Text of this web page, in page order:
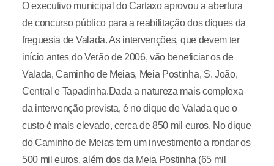
O executivo municipal do Cartaxo aprovou a abertura
de concurso público para a reabilitação dos diques da
freguesia de Valada. As intervenções, que devem ter
início antes do Verão de 2006, vão beneficiar os de
Valada, Caminho de Meias, Meia Postinha, S. João,
Central e Tapadinha.Dada a natureza mais complexa
da intervenção prevista, é no dique de Valada que o
custo é mais elevado, cerca de 850 mil euros. No dique
do Caminho de Meias tem um investimento a rondar os
500 mil euros, além dos da Meia Postinha (65 mil